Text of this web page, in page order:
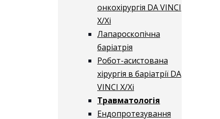
онкохірургія DA VINCI
X/Xі
Лапароскопічна
баріатрія
Робот-асистована
хірургія в баріатрії DA
VINCI X/Xі
Травматологія
Ендопротезування